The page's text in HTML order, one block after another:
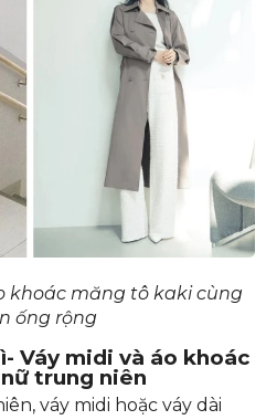
khoác măng tô kaki cùng
ống rộng